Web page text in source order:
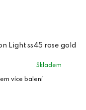
Light ss45 rose gold
Skladem